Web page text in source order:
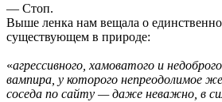
— Стоп.
Выше ленка нам вещала о
существующем в природе:
«агрессивного, хамоватого и
вампира, у которого непреодолимое
соседа по сайту — даже неважно, в